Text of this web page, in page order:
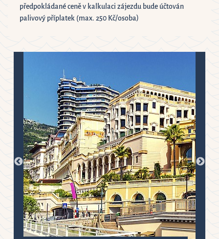
předpokládané ceně v kalkulaci zájezdu bude účtován
palivový příplatek (max. 250 Kč/osoba)